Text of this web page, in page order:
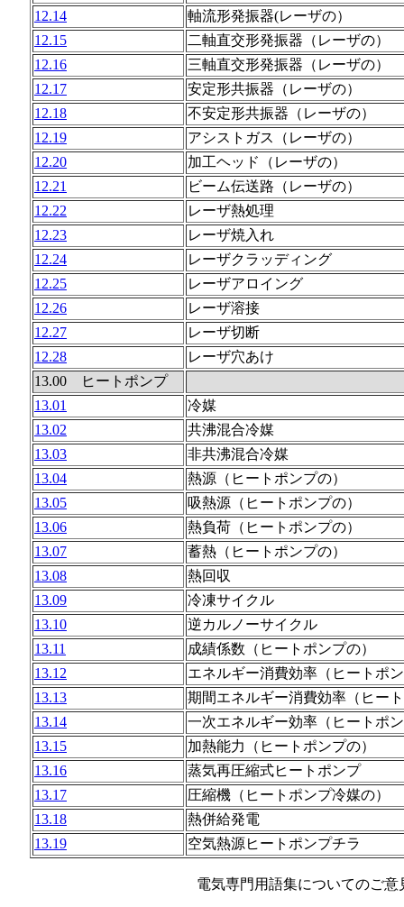
12.14
軸流形発振器(レーザの）
12.15
二軸直交形発振器（レーザの）
12.16
三軸直交形発振器（レーザの）
12.17
安定形共振器（レーザの）
12.18
不安定形共振器（レーザの）
12.19
アシストガス（レーザの）
12.20
加工ヘッド（レーザの）
12.21
ビーム伝送路（レーザの）
12.22
レーザ熱処理
12.23
レーザ焼入れ
12.24
レーザクラッディング
12.25
レーザアロイング
12.26
レーザ溶接
12.27
レーザ切断
12.28
レーザ穴あけ
13.00 ヒートポンプ
13.01
冷媒
13.02
共沸混合冷媒
13.03
非共沸混合冷媒
13.04
熱源（ヒートポンプの）
13.05
吸熱源（ヒートポンプの）
13.06
熱負荷（ヒートポンプの）
13.07
蓄熱（ヒートポンプの）
13.08
熱回収
13.09
冷凍サイクル
13.10
逆カルノーサイクル
13.11
成績係数（ヒートポンプの）
13.12
エネルギー消費効率（ヒートポ
13.13
期間エネルギー消費効率（ヒー
13.14
一次エネルギー効率（ヒートポ
13.15
加熱能力（ヒートポンプの）
13.16
蒸気再圧縮式ヒートポンプ
13.17
圧縮機（ヒートポンプ冷媒の）
13.18
熱併給発電
13.19
空気熱源ヒートポンプチラ
電気専門用語集についてのご意